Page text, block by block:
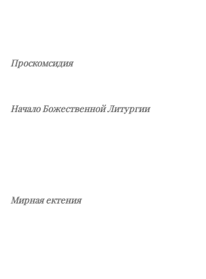
Проскомсидия
Начало Божественной Литургии
Мирная ектения